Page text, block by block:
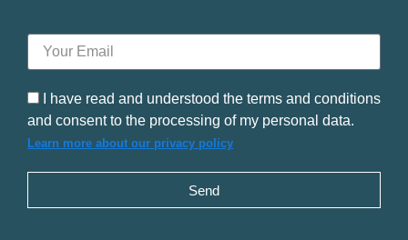
I have read and understood the terms and conditions
and consent to the processing of my personal data.
Learn more about our privacy policy
Send